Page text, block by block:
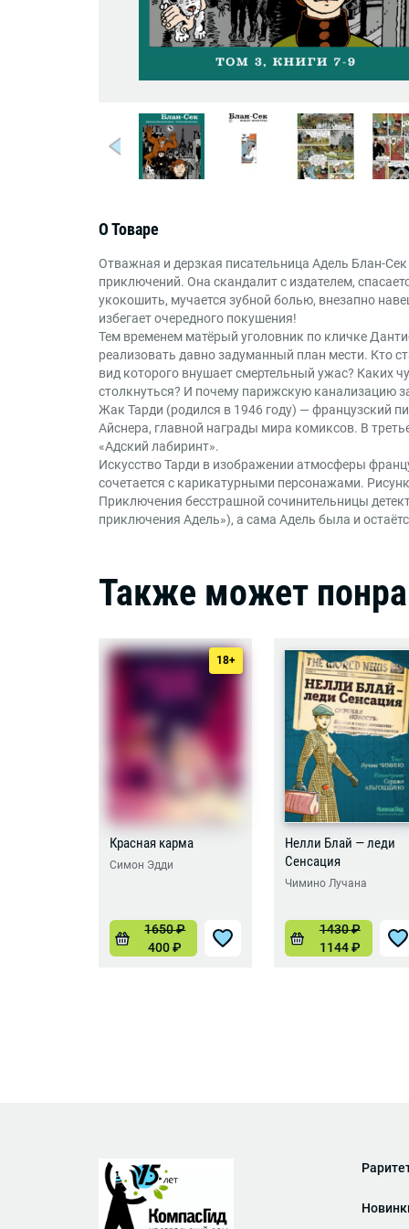
О Товаре
Отважная и дерзкая писательница Адель Блан-
приключений. Она скандалит с издателем,
укокошить, мучается зубной болью, внезапно
избегает очередного покушения!
Тем временем матёрый уголовник по кличке
реализовать давно задуманный план мести. Кто
вид которого внушает смертельный ужас? Каких
столкнуться? И почему парижскую канализацию
Жак Тарди (родился в 1946 году) — французский
Айснера, главной награды мира комиксов. В
«Адский лабиринт».
Искусство Тарди в изображении атмосферы
сочетается с карикатурными персонажами.
Приключения бесстрашной сочинительницы
приключения Адель»), а сама Адель была и
Также может
18+
Красная карма
Симон Эдди
1650₽
400₽
Нелли Блай — леди
Сенсация
Чимино Лучана
1430₽
1144₽